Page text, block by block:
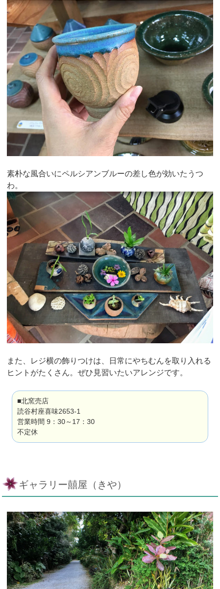
素朴な風合いにペルシアンブルーの差し色が効いたうつ
わ。
また、レジ横の飾りつけは、日常にやちむんを取り入れる
ヒントがたくさん。ぜひ見習いたいアレンジです。
■北窯売店
読谷村座喜味2653-1
営業時間 9：30～17：30
不定休
ギャラリー囍屋（きや）